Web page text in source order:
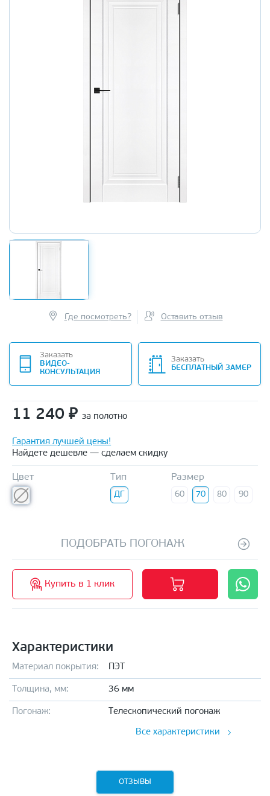
Где посмотреть? Оставить отзыв
Заказать
ВИДЕО-
КОНСУЛЬТАЦИЯ
Заказать
БЕСПЛАТНЫЙ ЗАМЕР
11 240 ₽ за полотно
Гарантия лучшей цены!
Найдете дешевле — сделаем скидку
Цвет Тип
ДГ
Размер
60 70 80 90
ПОДОБРАТЬ ПОГОНАЖ
Купить в 1 клик
Характеристики
Материал покрытия: ПЭТ
Толщина, мм: 36 мм
Погонаж: Телескопический погонаж
Все характеристики
ОТЗЫВЫ